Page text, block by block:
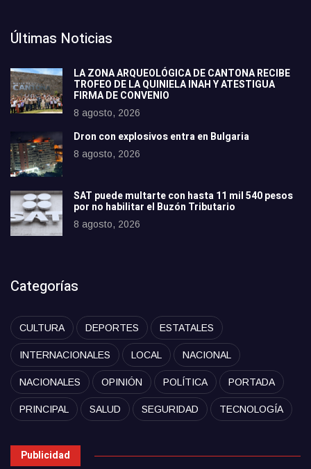
Últimas Noticias
LA ZONA ARQUEOLÓGICA DE CANTONA RECIBE
TROFEO DE LA QUINIELA INAH Y ATESTIGUA
FIRMA DE CONVENIO
8 agosto, 2026
Dron con explosivos entra en Bulgaria
8 agosto, 2026
SAT puede multarte con hasta 11 mil 540 pesos
por no habilitar el Buzón Tributario
8 agosto, 2026
Categorías
CULTURA DEPORTES ESTATALES
INTERNACIONALES LOCAL NACIONAL
NACIONALES OPINIÓN POLÍTICA PORTADA
PRINCIPAL SALUD SEGURIDAD TECNOLOGÍA
Publicidad